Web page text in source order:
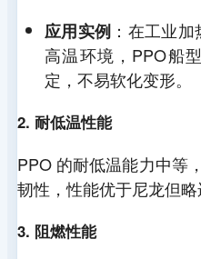
应用实例 ：在工业
高温环境，PPO船
定，不易软化变形。
2. 耐低温性能
PPO 的耐低温能力中等
韧性，性能优于尼龙但略
3. 阻燃性能